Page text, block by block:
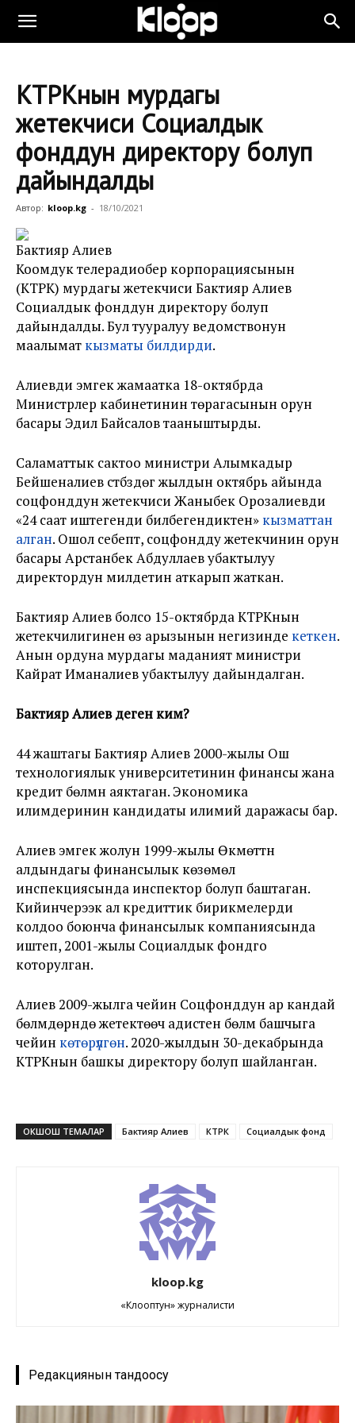
КТРКнын мурдагы
жетекчиси Социалдык
фонддун директору болуп
дайындалды
Автор: kloop.kg - 18/10/2021
Бактияр Алиев
Коомдук телерадиоберүү корпорациясынын
(КТРК) мурдагы жетекчиси Бактияр Алиев
Социалдык фонддун директору болуп
дайындалды. Бул тууралуу ведомствонун
маалымат кызматы билдирди.
Алиевди эмгек жамаатка 18-октябрда
Министрлер кабинетинин төрагасынын орун
басары Эдил Байсалов тааныштырды.
Саламаттык сактоо министри Алымкадыр
Бейшеналиев үстүбүздөгү жылдын октябрь айында
соцфонддун жетекчиси Жаныбек Орозалиевди
«24 саат иштегенди билбегендиктен» кызматтан
алган. Ошол себептүү, соцфондду жетекчинин орун
басары Арстанбек Абдуллаев убактылуу
директордун милдетин аткарып жаткан.
Бактияр Алиев болсо 15-октябрда КТРКнын
жетекчилигинен өз арызынын негизинде кеткен.
Анын ордуна мурдагы маданият министри
Кайрат Иманалиев убактылуу дайындалган.
Бактияр Алиев деген ким?
44 жаштагы Бактияр Алиев 2000-жылы Ош
технологиялык университетинин финансы жана
кредит бөлүмүн аяктаган. Экономика
илимдеринин кандидаты илимий даражасы бар.
Алиев эмгек жолун 1999-жылы Өкмөттүн
алдындагы финансылык көзөмөл
инспекциясында инспектор болуп баштаган.
Кийинчерээк ал кредиттик бирикмелерди
колдоо боюнча финансылык компаниясында
иштеп, 2001-жылы Социалдык фондго
которулган.
Алиев 2009-жылга чейин Соцфонддун ар кандай
бөлүмдөрүндө жетектөөчү адистен бөлүм башчыга
чейин көтөрүлгөн. 2020-жылдын 30-декабрында
КТРКнын башкы директору болуп шайланган.
ОКШОШ ТЕМАЛАР Бактияр Алиев КТРК Социалдык фонд
kloop.kg
«Клооптун» журналисти
Редакциянын тандоосу